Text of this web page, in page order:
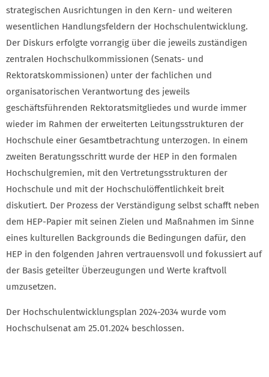
strategischen Ausrichtungen in den Kern- und weiteren
wesentlichen Handlungsfeldern der Hochschulentwicklung.
Der Diskurs erfolgte vorrangig über die jeweils zuständigen
zentralen Hochschulkommissionen (Senats- und
Rektoratskommissionen) unter der fachlichen und
organisatorischen Verantwortung des jeweils
geschäftsführenden Rektoratsmitgliedes und wurde immer
wieder im Rahmen der erweiterten Leitungsstrukturen der
Hochschule einer Gesamtbetrachtung unterzogen. In einem
zweiten Beratungsschritt wurde der HEP in den formalen
Hochschulgremien, mit den Vertretungsstrukturen der
Hochschule und mit der Hochschulöffentlichkeit breit
diskutiert. Der Prozess der Verständigung selbst schafft neben
dem HEP-Papier mit seinen Zielen und Maßnahmen im Sinne
eines kulturellen Backgrounds die Bedingungen dafür, den
HEP in den folgenden Jahren vertrauensvoll und fokussiert auf
der Basis geteilter Überzeugungen und Werte kraftvoll
umzusetzen.
Der Hochschulentwicklungsplan 2024-2034 wurde vom
Hochschulsenat am 25.01.2024 beschlossen.